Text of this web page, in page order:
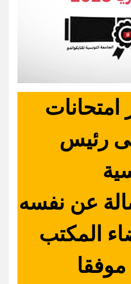
امتحانات
رئيس
عن نفسه
المكتب